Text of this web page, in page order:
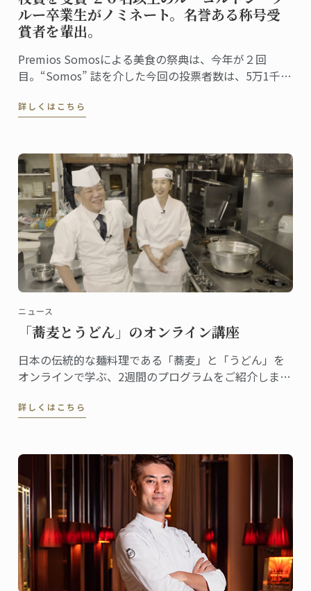
ルー卒業生がノミネート。名誉ある称号受
賞者を輩出。
Premios Somosによる美食の祭典は、今年が２回
目。“Somos” 誌を介した今回の投票者数は、5万1千人
ラン、および関連企業を称え４０部門における受賞
詳しくはこちら
ニュース
「蕎麦とうどん」のオンライン講座
日本の伝統的な麺料理である「蕎麦」と「うどん」を
オンラインで学ぶ、2週間のプログラムをご紹介しま
詳しくはこちら